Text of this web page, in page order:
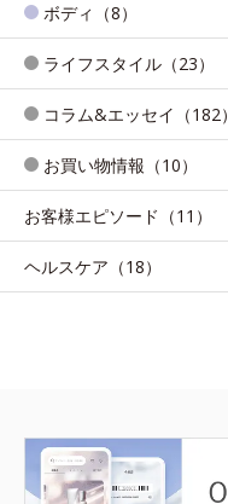
ボディ（8）
ライフスタイル（23）
コラム&エッセイ（182）
お買い物情報（10）
お客様エピソード（11）
ヘルスケア（18）